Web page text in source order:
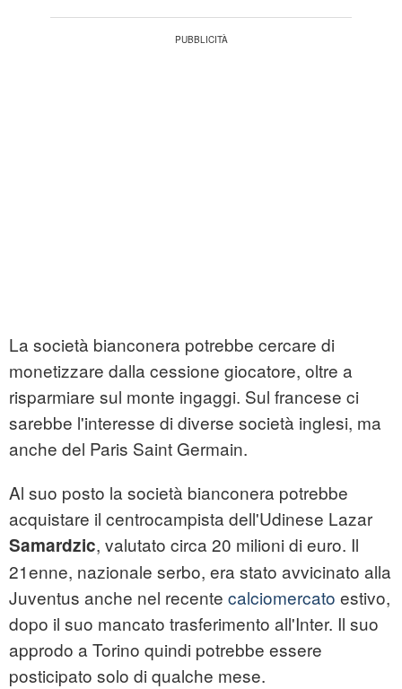
La società bianconera potrebbe cercare di
monetizzare dalla cessione giocatore, oltre a
risparmiare sul monte ingaggi. Sul francese ci
sarebbe l'interesse di diverse società inglesi, ma
anche del Paris Saint Germain.
Al suo posto la società bianconera potrebbe
acquistare il centrocampista dell'Udinese Lazar
Samardzic, valutato circa 20 milioni di euro. Il
21enne, nazionale serbo, era stato avvicinato alla
Juventus anche nel recente calciomercato estivo,
dopo il suo mancato trasferimento all'Inter. Il suo
approdo a Torino quindi potrebbe essere
posticipato solo di qualche mese.